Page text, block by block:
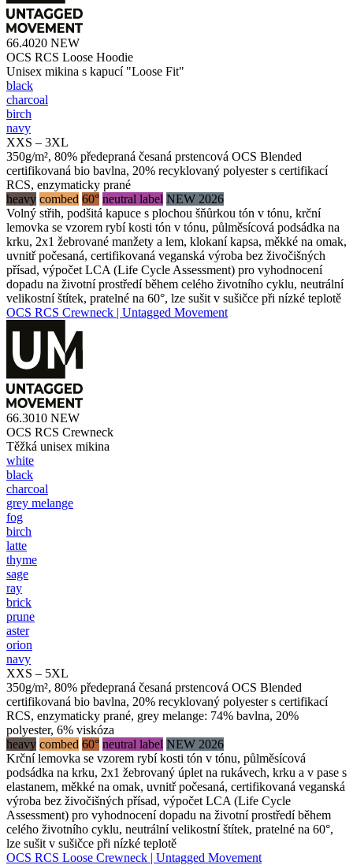
66.4020 NEW
OCS RCS Loose Hoodie
Unisex mikina s kapucí "Loose Fit"
black
charcoal
birch
navy
XXS – 3XL
350g/m², 80% předepraná česaná prstencová OCS Blended
certifikovaná bio bavlna, 20% recyklovaný polyester s certifikací
RCS, enzymaticky prané
heavy combed 60° neutral label NEW 2026
Volný střih, podšitá kapuce s plochou šňůrkou tón v tónu, krční
lemovka se vzorem rybí kosti tón v tónu, půlměsícová podsádka na
krku, 2x1 žebrované manžety a lem, klokaní kapsa, měkké na omak,
uvnitř počesaná, certifikovaná veganská výroba bez živočišných
přísad, výpočet LCA (Life Cycle Assessment) pro vyhodnocení
dopadu na životní prostředí během celého životního cyklu, neutrální
velikostní štítek, pratelné na 60°, lze sušit v sušičce při nízké teplotě
OCS RCS Crewneck | Untagged Movement
66.3010 NEW
OCS RCS Crewneck
Těžká unisex mikina
white
black
charcoal
grey melange
fog
birch
latte
thyme
sage
ray
brick
prune
aster
orion
navy
XXS – 5XL
350g/m², 80% předepraná česaná prstencová OCS Blended
certifikovaná bio bavlna, 20% recyklovaný polyester s certifikací
RCS, enzymaticky prané, grey melange: 74% bavlna, 20%
polyester, 6% viskóza
heavy combed 60° neutral label NEW 2026
Krční lemovka se vzorem rybí kosti tón v tónu, půlměsícová
podsádka na krku, 2x1 žebrovaný úplet na rukávech, krku a v pase s
elastanem, měkké na omak, uvnitř počesaná, certifikovaná veganská
výroba bez živočišných přísad, výpočet LCA (Life Cycle
Assessment) pro vyhodnocení dopadu na životní prostředí během
celého životního cyklu, neutrální velikostní štítek, pratelné na 60°,
lze sušit v sušičce při nízké teplotě
OCS RCS Loose Crewneck | Untagged Movement